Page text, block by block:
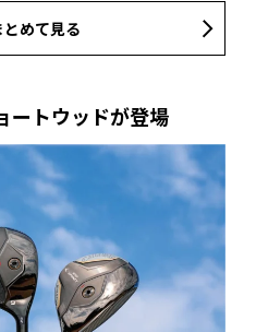
めて見る
ートウッドが登場